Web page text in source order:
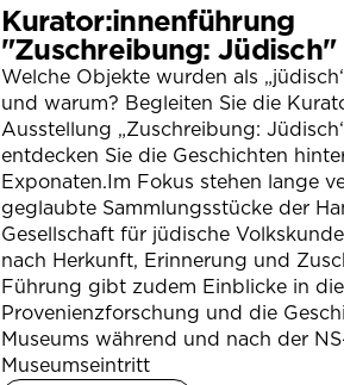
Kurator:innenführung
"Zuschreibung: Jüdisch"
Welche Objekte wurden als
und warum? Begleiten Sie die
Ausstellung „Zuschreibung:
entdecken Sie die Geschichten
Exponaten.Im Fokus stehen lange
geglaubte Sammlungsstücke der
Gesellschaft für jüdische
nach Herkunft, Erinnerung und
Führung gibt zudem Einblicke in die
Provenienzforschung und die
Museums während und nach der
Museumseintritt